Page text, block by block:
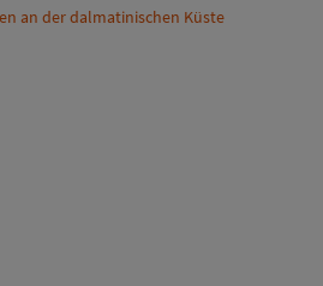
an der dalmatinischen Küste